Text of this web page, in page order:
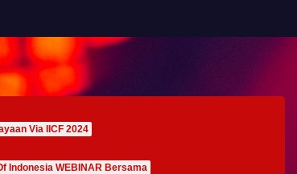
Via IICF 2024
Indonesia WEBINAR Bersama